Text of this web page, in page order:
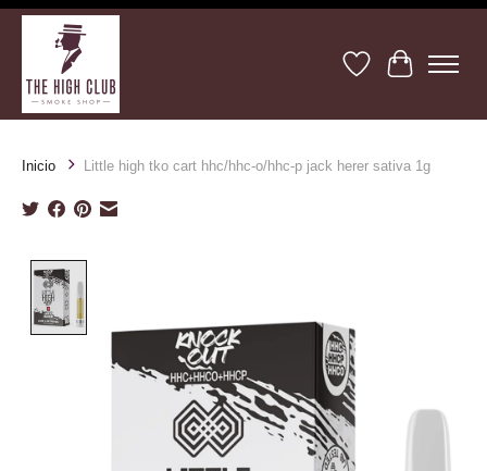
Lista de deseos
Cesta
Inicio Little high tko cart hhc/hhc-o/hhc-p jack herer sativa 1g